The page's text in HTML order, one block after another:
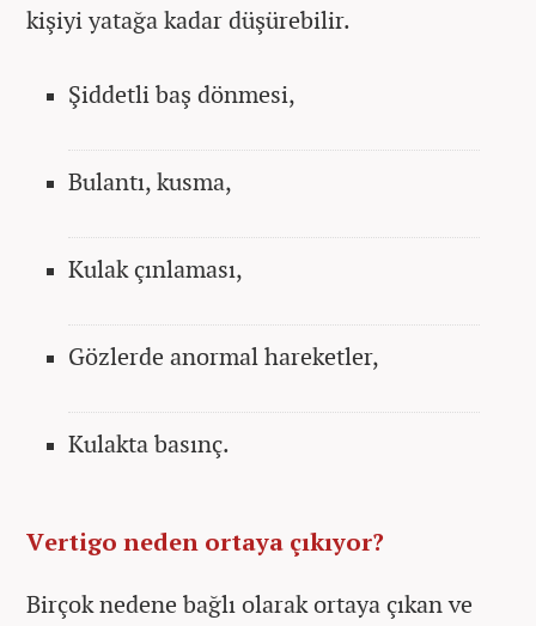
kişiyi yatağa kadar düşürebilir.
Şiddetli baş dönmesi,
Bulantı, kusma,
Kulak çınlaması,
Gözlerde anormal hareketler,
Kulakta basınç.
Vertigo neden ortaya çıkıyor?
Birçok nedene bağlı olarak ortaya çıkan ve